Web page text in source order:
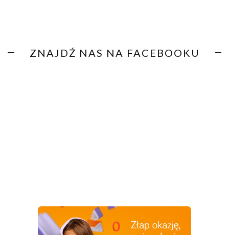
ZNAJDŹ NAS NA FACEBOOKU